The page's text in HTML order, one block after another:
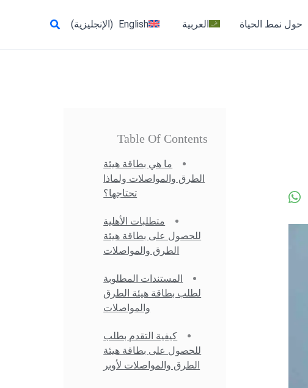
حول نمط الحياة العربية English
(الإنجليزية) البحث
Table Of Contents
ما هي بطاقة هيئة
الطرق والمواصلات ولماذا
تحتاجها؟
متطلبات الأهلية
للحصول على بطاقة هيئة
الطرق والمواصلات
المستندات المطلوبة
لطلب بطاقة هيئة الطرق
والمواصلات
كيفية التقدم بطلب
للحصول على بطاقة هيئة
الطرق والمواصلات لأوبر